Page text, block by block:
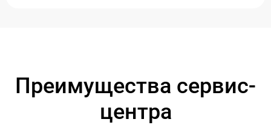
Преимущества сервис-
центра